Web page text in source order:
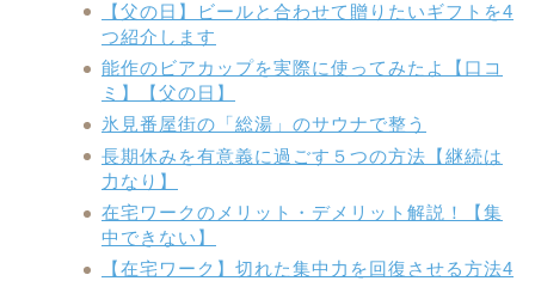
【父の日】ビールと合わせて贈りたいギフトを4
つ紹介します
能作のビアカップを実際に使ってみたよ【口コ
ミ】【父の日】
氷見番屋街の「総湯」のサウナで整う
長期休みを有意義に過ごす５つの方法【継続は
力なり】
在宅ワークのメリット・デメリット解説！【集
中できない】
【在宅ワーク】切れた集中力を回復させる方法4